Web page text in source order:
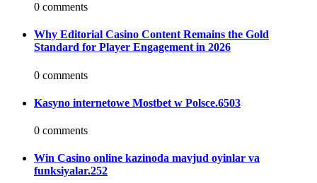
0 comments
Why Editorial Casino Content Remains the Gold
Standard for Player Engagement in 2026
0 comments
Kasyno internetowe Mostbet w Polsce.6503
0 comments
Win Casino online kazinoda mavjud oyinlar va
funksiyalar.252